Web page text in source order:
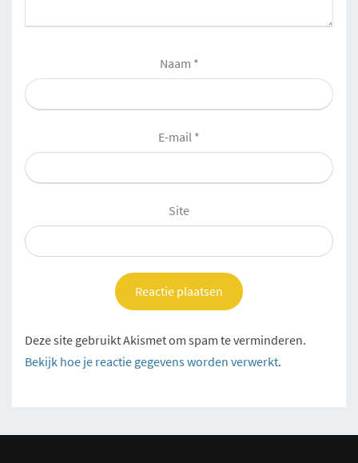
Naam *
E-mail *
Site
Deze site gebruikt Akismet om spam te verminderen.
Bekijk hoe je reactie gegevens worden verwerkt.